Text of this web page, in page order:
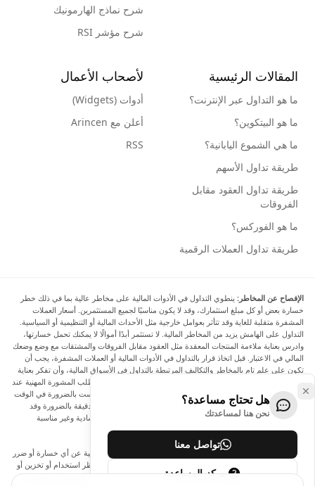
شرح نماذج الهارمونيك
شرح مؤشر RSI
المقالات الرئيسية
ما هو التداول عبر الإنترنت؟
ما هو البيتكوين؟
ما هي الشموع اليابانية؟
طريقة تداول الأسهم
طريقة تداول العقود مقابل
الفروقات
ما هو الفوركس؟
طريقة تداول العملات الرقمية
لأصحاب الأعمال
أدوات (Widgets)
أعلن مع Arincen
RSS
الإفصاح عن المخاطر: ينطوي التداول في الأدوات المالية على مخاطر عالية بما في ذلك خطر
خسارة بعض أو كل مبلغ استثمارك، وقد لا يكون مناسبًا لجميع المستثمرين. أسعار العملات
المشفرة متقلبة للغاية وقد تتأثر بعوامل خارجية مثل الأحداث المالية أو التنظيمية أو السياسية.
التداول على الهامش يزيد من المخاطر المالية. لا تستثمر أبدًا أموالًا لا يمكنك تحمل خسارتها،
وادرس بعناية ملاءمة المنتجات المعقدة مثل العقود مقابل الفروقات والمشتقات مع وضع وضعك
المالي في الاعتبار. قبل اتخاذ قرار بالتداول في الأدوات المالية أو العملات المشفرة، يجب أن
تكون على علم تام بالمخاطر والتكاليف المرتبطة بالتداول في الأسواق المالية، وأن تفكر بعناية
في أهدافك الاستثمارية ومستوى خبرتك ورغبتك في المخاطرة، وأن تطلب المشورة المهنية عند
الحاجة. تود Arincen أن تذكرك بأن البيانات الواردة في هذا الموقع ليست بالضرورة في الوقت
الفعلي وليست دقيقة. البيانات والأسعار الموجودة على الموقع ليست دقيقة بالضرورة وقد
تختلف عن السعر الفعلي في أي سوق معينة، مما يعني أن الأسعار إرشادية وغير مناسبة
لأغراض التداول.
لن يتحمل Arincen وأي مزود للبيانات الواردة في هذا الموقع المسؤولية عن أي خسارة أو ضرر
نتيجة لتداولك، أو اعتمادك على المعلومات الواردة في هذا الموقع. يحظر استخدام أو تخزين أو
إعادة إنتاج أو عرض أو تعديل أو نقل أو توزيع البيانات الموجودة في هذا الموقع دون الحصول
هل تحتاج مساعدة؟
نحن هنا لمساعدتك
تواصل معنا
مركز المساعدة